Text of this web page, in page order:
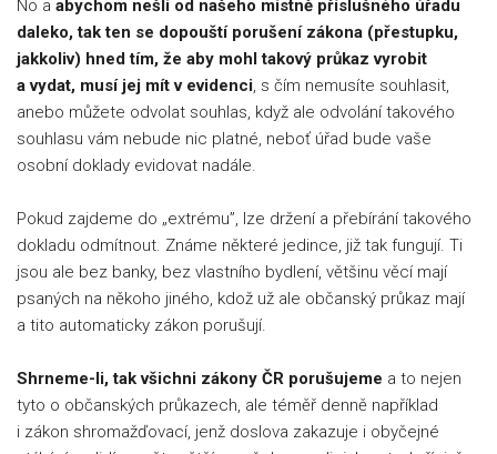
No a abychom nešli od našeho místně příslušného úřadu
daleko, tak ten se dopouští porušení zákona (přestupku,
jakkoliv) hned tím, že aby mohl takový průkaz vyrobit
a vydat, musí jej mít v evidenci , s čím nemusíte souhlasit,
anebo můžete odvolat souhlas, když ale odvolání takového
souhlasu vám nebude nic platné, neboť úřad bude vaše
osobní doklady evidovat nadále.
Pokud zajdeme do „extrému”, lze držení a přebírání takového
dokladu odmítnout. Známe některé jedince, již tak fungují. Ti
jsou ale bez banky, bez vlastního bydlení, většinu věcí mají
psaných na někoho jiného, kdož už ale občanský průkaz mají
a tito automaticky zákon porušují.
Shrneme-li, tak všichni zákony ČR porušujeme a to nejen
tyto o občanských průkazech, ale téměř denně například
i zákon shromažďovací, jenž doslova zakazuje i obyčejné